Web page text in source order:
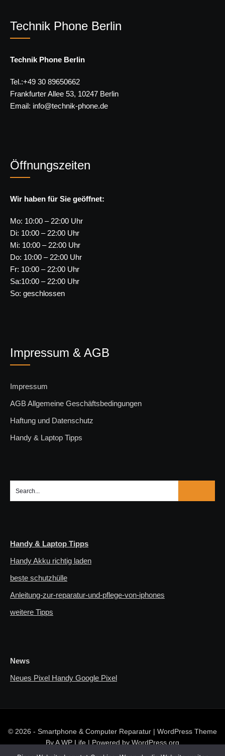
Technik Phone Berlin
Technik Phone Berlin
Tel.:+49 30 89650662
Frankfurter Allee 53, 10247 Berlin
Email: info@technik-phone.de
Öffnungszeiten
Wir haben für Sie geöffnet:
Mo: 10:00 – 22:00 Uhr
Di: 10:00 – 22:00 Uhr
Mi: 10:00 – 22:00 Uhr
Do: 10:00 – 22:00 Uhr
Fr: 10:00 – 22:00 Uhr
Sa:10:00 – 22:00 Uhr
So: geschlossen
Impressum & AGB
Impressum
AGB Allgemeine Geschäftsbedingungen
Haftung und Datenschutz
Handy & Laptop Tipps
Handy & Laptop Tipps
Handy Akku richtig laden
beste schutzhülle
Anleitung-zur-reparatur-und-pflege-von-iphones
weitere Tipps
News
Neues Pixel Handy Google Pixel
© 2026 - Smartphone & Computer Reparatur | WordPress Theme
ByA WP Life | Powered by WordPress.org